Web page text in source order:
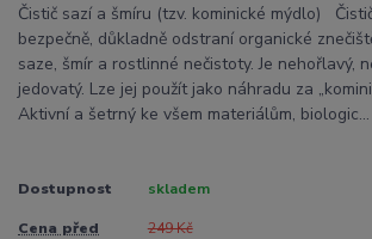
Čistič sazí a šmíru (tzv. kominické mýdlo)
bezpečně, důkladně odstraní organické
saze, šmír a rostlinné nečistoty. Je nehořlavý,
jedovatý. Lze jej použít jako náhradu za
Aktivní a šetrný ke všem materiálům, biologic...
Dostupnost skladem
Cena před
249 Kč